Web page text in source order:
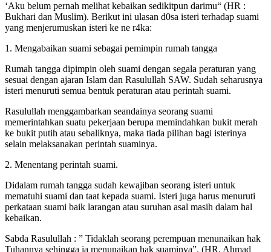
‘Aku belum pernah melihat kebaikan sedikitpun darimu“ (HR :
Bukhari dan Muslim). Berikut ini ulasan d0sa isteri terhadap suami
yang menjerumuskan isteri ke ne r4ka:
1. Mengabaikan suami sebagai pemimpin rumah tangga
Rumah tangga dipimpin oleh suami dengan segala peraturan yang
sesuai dengan ajaran Islam dan Rasulullah SAW. Sudah seharusnya
isteri menuruti semua bentuk peraturan atau perintah suami.
Rasulullah menggambarkan seandainya seorang suami
memerintahkan suatu pekerjaan berupa memindahkan bukit merah
ke bukit putih atau sebaliknya, maka tiada pilihan bagi isterinya
selain melaksanakan perintah suaminya.
2. Menentang perintah suami.
Didalam rumah tangga sudah kewajiban seorang isteri untuk
mematuhi suami dan taat kepada suami. Isteri juga harus menuruti
perkataan suami baik larangan atau suruhan asal masih dalam hal
kebaikan.
Sabda Rasulullah : ” Tidaklah seorang perempuan menunaikan hak
Tuhannya sehingga ia menunaikan hak suaminya”. (HR. Ahmad